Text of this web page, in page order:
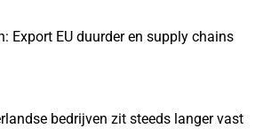
Export EU duurder en supply chains
bedrijven zit steeds langer vast